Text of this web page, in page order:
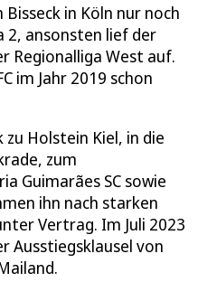
in Köln nur noch
2, ansonsten lief der
Regionalliga West auf.
im Jahr 2019 schon
zu Holstein Kiel, in die
zum
Guimarães SC sowie
ihn nach starken
Vertrag. Im Juli 2023
Ausstiegsklausel von